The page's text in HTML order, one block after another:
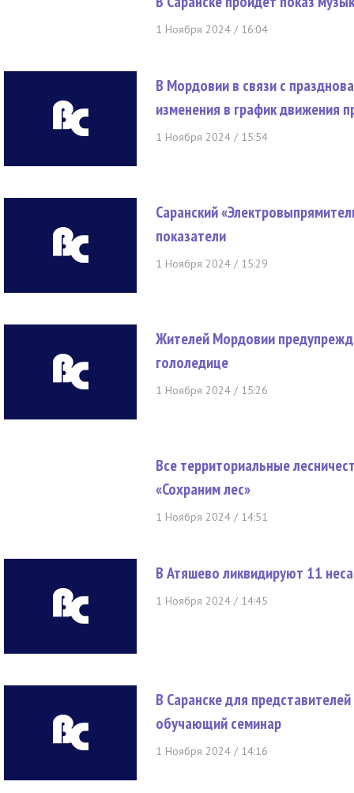
1 Ноября 2024 / 16:04
В Мордовии в связи с
изменения в график движения
1 Ноября 2024 / 15:54
Саранский
показатели
1 Ноября 2024 / 15:29
Жителей Мордовии
гололедице
1 Ноября 2024 / 15:26
Все территориальные
«Сохраним лес»
1 Ноября 2024 / 14:51
В Атяшево ликвидируют 11
1 Ноября 2024 / 14:45
В Саранске для
обучающий семинар
1 Ноября 2024 / 14:16